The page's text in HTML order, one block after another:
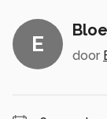
E door